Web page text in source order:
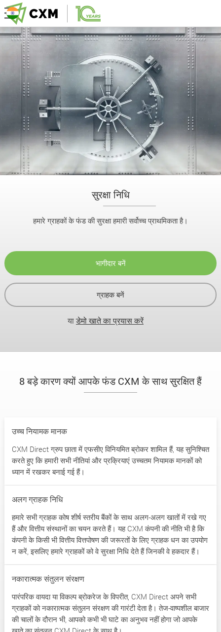
सुरक्षा निधि
हमारे ग्राहकों के फंड की सुरक्षा हमारी सर्वोच्च प्राथमिकता है।
भागीदार बनें
ग्राहक बनें
याडेमो खाते का प्रयास करें
8 बड़े कारण क्यों आपके फंड CXM के साथ सुरक्षित हैं
उच्च नियामक मानक
CXM Direct ग्रुप छाता में एफसीए विनियमित ब्रोकर शामिल हैं, यह सुनिश्चित
करते हुए कि हमारी सभी नीतियां और प्रक्रियाएं उच्चतम नियामक मानकों को
ध्यान में रखकर बनाई गई हैं।
अलग ग्राहक निधि
हमारे सभी ग्राहक कोष शीर्ष स्तरीय बैंकों के साथ अलग-अलग खातों में रखे गए
हैं और वित्तीय संस्थानों का चयन करते हैं। यह CXM कंपनी की नीति भी है कि
कंपनी के किसी भी वित्तीय वित्तपोषण की जरूरतों के लिए ग्राहक धन का उपयोग
न करें, इसलिए हमारे ग्राहकों को वे सुरक्षा निधि देते हैं जिनकी वे हकदार हैं।
नकारात्मक संतुलन संरक्षण
पारंपरिक वायदा या विकल्प ब्रोकरेज के विपरीत, CXM Direct अपने सभी
ग्राहकों को नकारात्मक संतुलन संरक्षण की गारंटी देता है। तेज-वाष्पशील बाजार
की चालों के दौरान भी, आपको कभी भी घाटे का अनुभव नहीं होगा जो आपके